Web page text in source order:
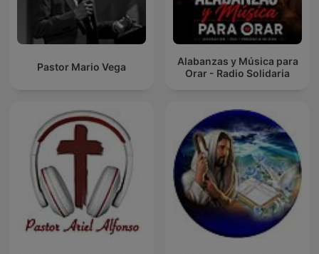
Pastor Mario Vega
Alabanzas y Música para
Orar - Radio Solidaria